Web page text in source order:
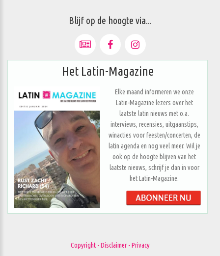
Blijf op de hoogte via...
Het Latin-Magazine
Elke maand informeren we onze
Latin-Magazine lezers over het
laatste latin nieuws met o.a.
interviews, recensies, uitgaanstips,
winacties voor feesten/concerten, de
latin agenda en nog veel meer. Wil je
ook op de hoogte blijven van het
laatste nieuws, schrijf je dan in voor
het Latin-Magazine.
Copyright - Disclaimer - Privacy